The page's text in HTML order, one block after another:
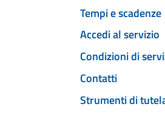
Tempi e scadenze
Accedi al servizio
Condizioni di
Contatti
Strumenti di